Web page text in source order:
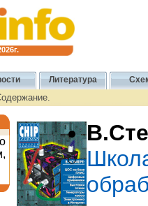
Литература